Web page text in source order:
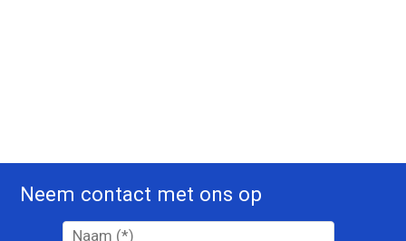
Neem contact met ons op